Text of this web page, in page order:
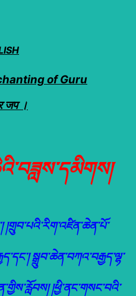
chanting of Guru
जप ।
།གྲུབ་པའི་རིག་འཛིན་ཆེན་པོ་
སྒྲུབ་ཆེན་བཀའ་བརྒྱད་ལྷ་
།ཕྱི་ནང་གསང་བའི་